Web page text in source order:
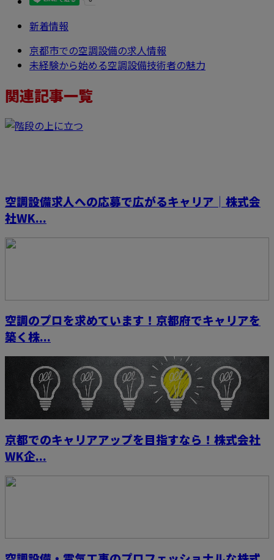
新着情報
京都市での空調設備の求人情報
未経験から始める空調設備技術者の魅力
関連記事一覧
空調設備求人への応募で広がるキャリア│株式会
社WK...
空調のプロを求めています！京都府でキャリアを
築く株...
京都でのキャリアアップを目指すなら！株式会社
WK企...